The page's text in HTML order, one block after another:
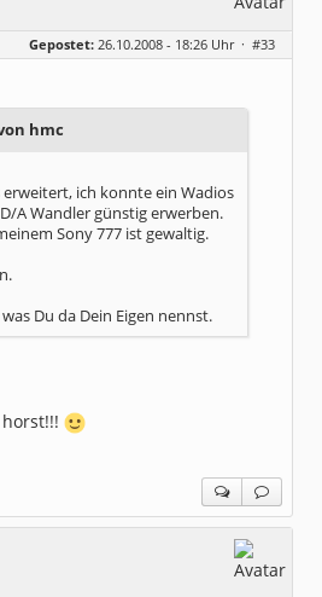
Gepostet: 26.10.2008 - 18:26 Uhr · #33
hmc
ich konnte ein Wadios
A Wandler günstig erwerben.
Sony 777 ist gewaltig.
Du da Dein Eigen nennst.